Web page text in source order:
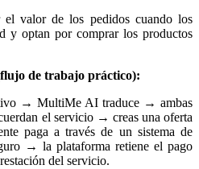
el valor de los pedidos cuando los
y optan por comprar los productos
de trabajo práctico):
→ MultiMe AI traduce → ambas
el servicio → creas una oferta
paga a través de un sistema de
→ la plataforma retiene el pago
del servicio.